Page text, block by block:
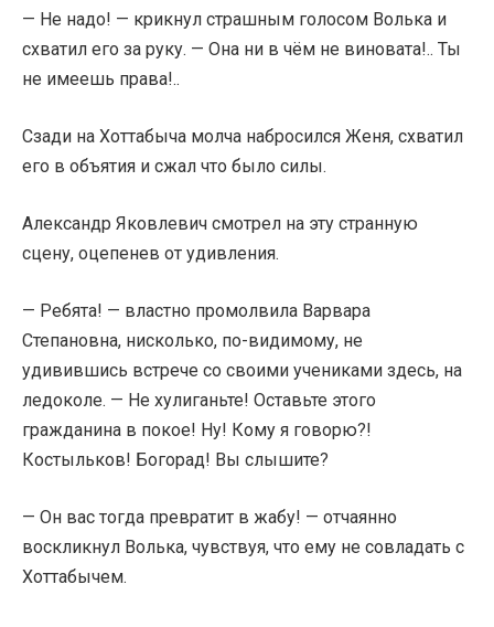
— Не надо! — крикнул страшным голосом Волька и
схватил его за руку. — Она ни в чём не виновата!.. Ты
не имеешь права!..
Сзади на Хоттабыча молча набросился Женя, схватил
его в объятия и сжал что было силы.
Александр Яковлевич смотрел на эту странную
сцену, оцепенев от удивления.
— Ребята! — властно промолвила Варвара
Степановна, нисколько, по-видимому, не
удивившись встрече со своими учениками здесь, на
ледоколе. — Не хулиганьте! Оставьте этого
гражданина в покое! Ну! Кому я говорю?!
Костыльков! Богорад! Вы слышите?
— Он вас тогда превратит в жабу! — отчаянно
воскликнул Волька, чувствуя, что ему не совладать с
Хоттабычем.